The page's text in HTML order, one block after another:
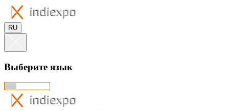
RU
Выберите язык